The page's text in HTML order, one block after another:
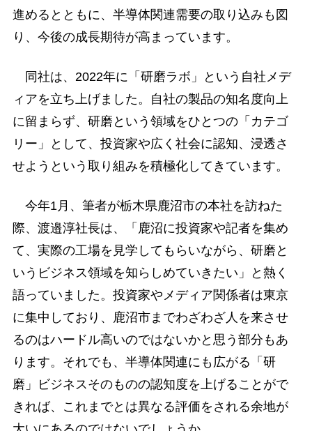
進めるとともに、半導体関連需要の取り込みも図
り、今後の成長期待が高まっています。
同社は、2022年に「研磨ラボ」という自社メデ
ィアを立ち上げました。自社の製品の知名度向上
に留まらず、研磨という領域をひとつの「カテゴ
リー」として、投資家や広く社会に認知、浸透さ
せようという取り組みを積極化してきています。
今年1月、筆者が栃木県鹿沼市の本社を訪ねた
際、渡邉淳社長は、「鹿沼に投資家や記者を集め
て、実際の工場を見学してもらいながら、研磨と
いうビジネス領域を知らしめていきたい」と熱く
語っていました。投資家やメディア関係者は東京
に集中しており、鹿沼市までわざわざ人を来させ
るのはハードル高いのではないかと思う部分もあ
ります。それでも、半導体関連にも広がる「研
磨」ビジネスそのものの認知度を上げることがで
きれば、これまでとは異なる評価をされる余地が